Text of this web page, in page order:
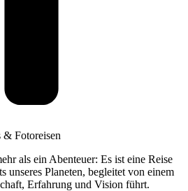
als ein Abenteuer: Es ist eine Reise
unseres Planeten, begleitet von einem
Erfahrung und Vision führt.